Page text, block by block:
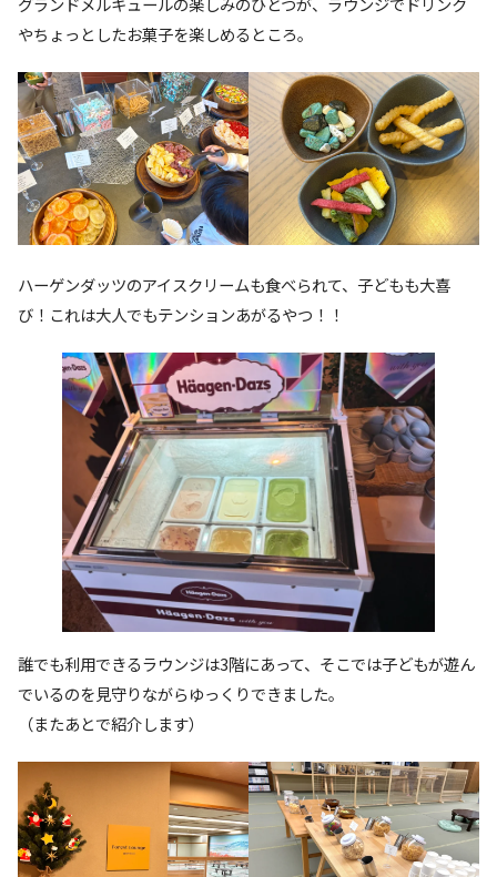
やちょっとしたお菓子を楽しめるところ。
ハーゲンダッツのアイスクリームも食べられて、子どもも大喜
び！これは大人でもテンションあがるやつ！！
誰でも利用できるラウンジは3階にあって、そこでは子どもが遊ん
でいるのを見守りながらゆっくりできました。
（またあとで紹介します）